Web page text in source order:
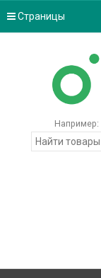
Страницы
Например: